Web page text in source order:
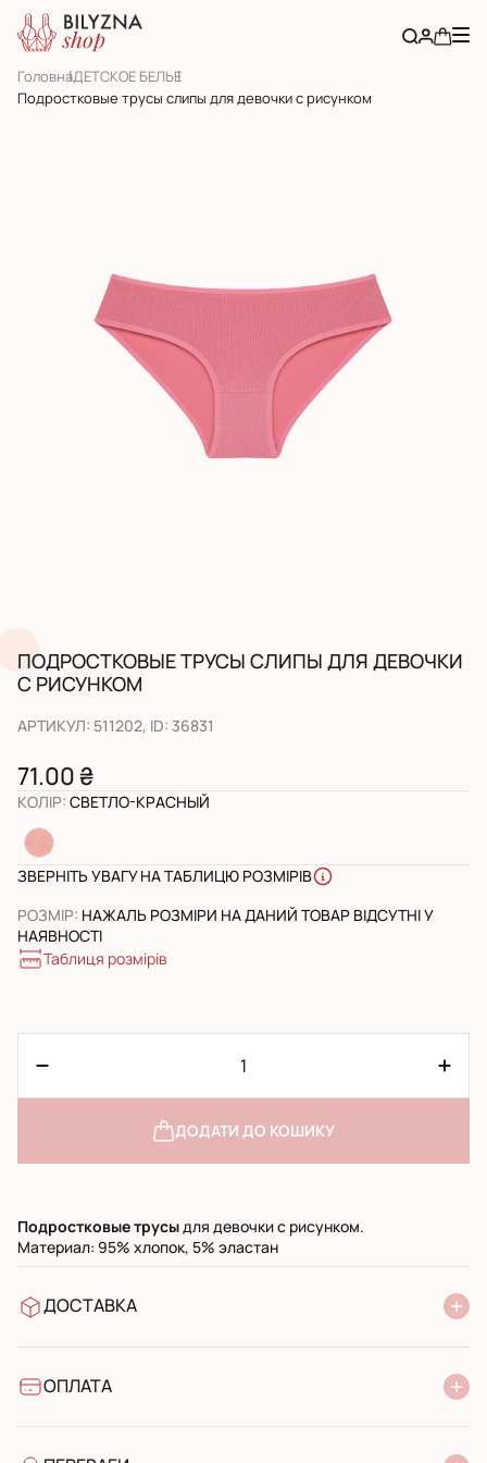
ГоловнаДЕТСКОЕ БЕЛЬЕ
Подростковые трусы слипы для девочки с рисунком
ПОДРОСТКОВЫЕ ТРУСЫ СЛИПЫ ДЛЯ ДЕВОЧКИ
С РИСУНКОМ
АРТИКУЛ: 511202, ID: 36831
71.00 ₴
КОЛІР: СВЕТЛО-КРАСНЫЙ
ЗВЕРНІТЬ УВАГУ НА ТАБЛИЦЮ РОЗМІРІВ
РОЗМІР: НАЖАЛЬ РОЗМІРИ НА ДАНИЙ ТОВАР ВІДСУТНІ У
НАЯВНОСТІ
Таблиця розмірів
ДОДАТИ ДО КОШИКУ
Подростковыетрусыдля девочки с рисунком.
Материал: 95% хлопок, 5% эластан
ДОСТАВКА
УкрПошта стандарт
ОПЛАТА
Банківський переказ